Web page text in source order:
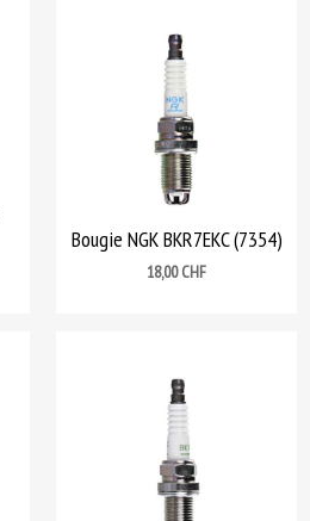
Bougie NGK BKR7EKC (7354)
Prix
18,00 CHF